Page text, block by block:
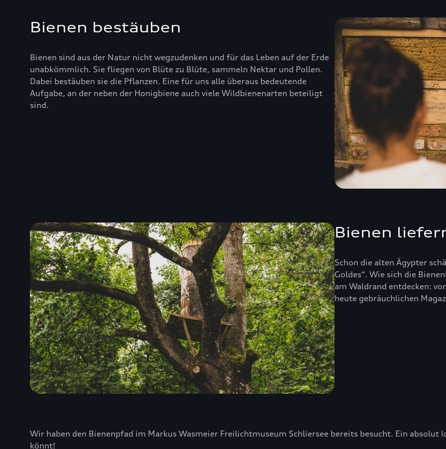
Bienen bestäuben
Bienen sind aus der Natur nicht wegzudenken und für das Leben auf der Erde
unabkömmlich. Sie fliegen von Blüte zu Blüte, sammeln Nektar und Pollen.
Dabei bestäuben sie die Pflanzen. Eine für uns alle überaus bedeutende
Aufgabe, an der neben der Honigbiene auch viele Wildbienenarten beteiligt
sind.
Bienen
Schon die alten Ägypter
Goldes“. Wie sich die
am Waldrand entdecken:
heute gebräuchlichen
Wir haben den Bienenpfad im Markus Wasmeier Freilichtmuseum Schliersee bereits besucht. Ein absolut
könnt!